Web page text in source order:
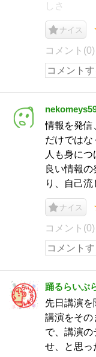
しさ
ナイス
コメント(0)
情報を発信
だけではな
人も身に
良い情報
り、自己流
ナイス
コメント(0)
踊るらいぶ
先日講演を
講演をその
で、講演の
せ、と思っ